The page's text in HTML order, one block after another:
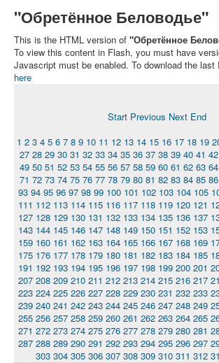
"Обретённое Беловодье"
This is the HTML version of "Обретённое
To view this content in Flash, you must have
Javascript must be enabled. To download the last
here
Start Previous Next End
1 2 3 4 5 6 7 8 9 10 11 12 13 14 15 16 17 18 19
27 28 29 30 31 32 33 34 35 36 37 38 39 40 41 42
49 50 51 52 53 54 55 56 57 58 59 60 61 62 63 64
71 72 73 74 75 76 77 78 79 80 81 82 83 84 85 86
93 94 95 96 97 98 99 100 101 102 103 104 105
111 112 113 114 115 116 117 118 119 120 121
127 128 129 130 131 132 133 134 135 136 137
143 144 145 146 147 148 149 150 151 152 153
159 160 161 162 163 164 165 166 167 168 169
175 176 177 178 179 180 181 182 183 184 185
191 192 193 194 195 196 197 198 199 200 201
207 208 209 210 211 212 213 214 215 216 217
223 224 225 226 227 228 229 230 231 232 233
239 240 241 242 243 244 245 246 247 248 249
255 256 257 258 259 260 261 262 263 264 265
271 272 273 274 275 276 277 278 279 280 281
287 288 289 290 291 292 293 294 295 296 297
303 304 305 306 307 308 309 310 311 312